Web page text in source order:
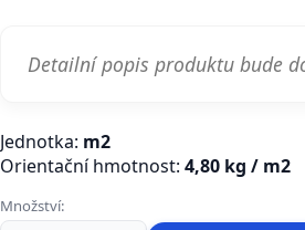
Detailní popis produktu bude
Jednotka: m2
Orientační hmotnost: 4,80 kg / m2
Množství: